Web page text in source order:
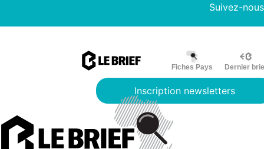
Suivez-nous
Fiches Pays Dernier
Inscription newsletters